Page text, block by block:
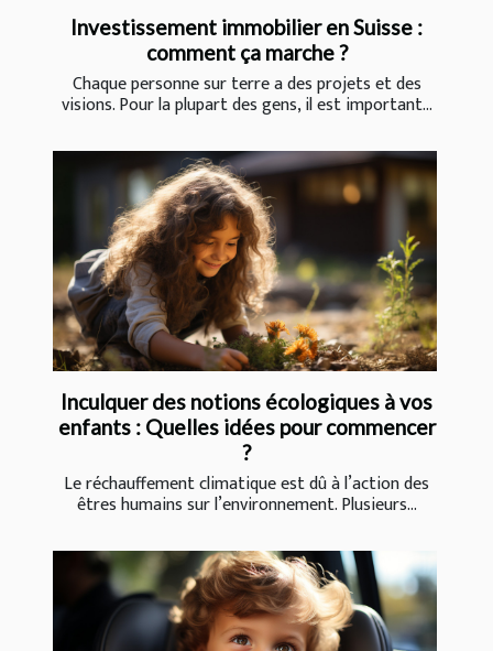
Investissement immobilier en Suisse :
comment ça marche ?
Chaque personne sur terre a des projets et des
visions. Pour la plupart des gens, il est important...
Inculquer des notions écologiques à vos
enfants : Quelles idées pour commencer
?
Le réchauffement climatique est dû à l’action des
êtres humains sur l’environnement. Plusieurs...